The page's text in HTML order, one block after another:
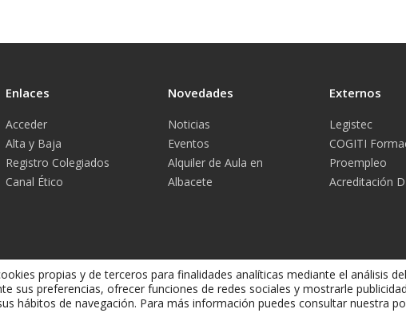
Enlaces
Acceder
Alta y Baja
Registro Colegiados
Canal Ético
Novedades
Noticias
Eventos
Alquiler de Aula en
Albacete
Externos
Legistec
COGITI
Proempleo
Acreditación
propias y de terceros para finalidades analíticas mediante el análisis
sus preferencias, ofrecer funciones de redes sociales y mostrarle
hábitos de navegación. Para más información puedes consultar nuestra